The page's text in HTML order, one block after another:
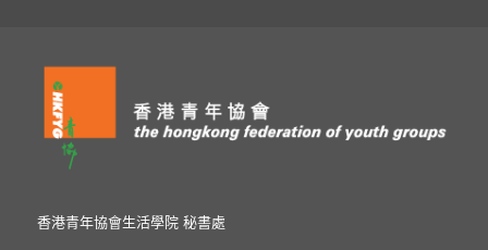
香港青年協會生活學院 秘書處